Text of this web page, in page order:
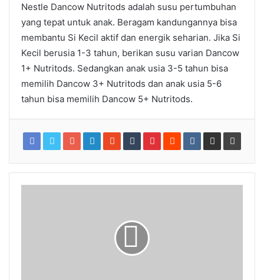
Nestle Dancow Nutritods adalah susu pertumbuhan
yang tepat untuk anak. Beragam kandungannya bisa
membantu Si Kecil aktif dan energik seharian. Jika Si
Kecil berusia 1-3 tahun, berikan susu varian Dancow
1+ Nutritods. Sedangkan anak usia 3-5 tahun bisa
memilih Dancow 3+ Nutritods dan anak usia 5-6
tahun bisa memilih Dancow 5+ Nutritods.